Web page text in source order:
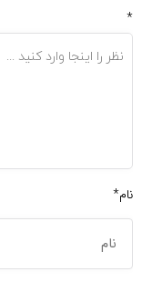
*
نام*